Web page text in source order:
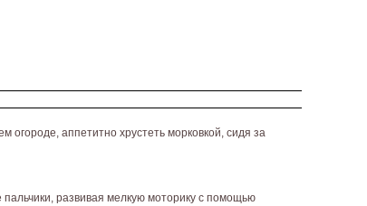
аппетитно хрустеть морковкой, сидя за
развивая мелкую моторику с помощью